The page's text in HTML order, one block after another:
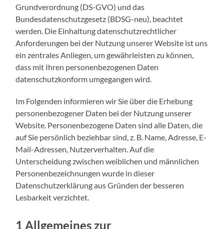
Grundverordnung (DS-GVO) und das
Bundesdatenschutzgesetz (BDSG-neu), beachtet
werden. Die Einhaltung datenschutzrechtlicher
Anforderungen bei der Nutzung unserer Website ist uns
ein zentrales Anliegen, um gewährleisten zu können,
dass mit Ihren personenbezogenen Daten
datenschutzkonform umgegangen wird.
Im Folgenden informieren wir Sie über die Erhebung
personenbezogener Daten bei der Nutzung unserer
Website. Personenbezogene Daten sind alle Daten, die
auf Sie persönlich beziehbar sind, z. B. Name, Adresse, E-
Mail-Adressen, Nutzerverhalten. Auf die
Unterscheidung zwischen weiblichen und männlichen
Personenbezeichnungen wurde in dieser
Datenschutzerklärung aus Gründen der besseren
Lesbarkeit verzichtet.
1 Allgemeines zur